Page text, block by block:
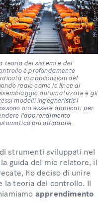
teoria dei sistemi e del
è profondamente
in applicazioni del
reale come le linee di
automatizzate e gli
modelli ingegneristici
ora essere applicati per
l'apprendimento
più affidabile.
strumenti sviluppati nel
guida del mio relatore, il
ho deciso di unire
la teoria del controllo. Il
apprendimento